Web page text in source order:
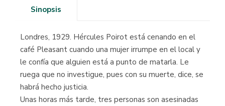
Sinopsis
Londres, 1929. Hércules Poirot está cenando en el
café Pleasant cuando una mujer irrumpe en el local y
le confía que alguien está a punto de matarla. Le
ruega que no investigue, pues con su muerte, dice, se
habrá hecho justicia.
Unas horas más tarde, tres personas son asesinadas